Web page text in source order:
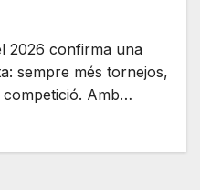
2026 confirma una
sempre més tornejos,
competició. Amb…